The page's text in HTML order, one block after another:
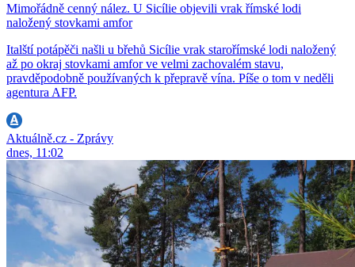
Mimořádně cenný nález. U Sicílie objevili vrak římské lodi
naložený stovkami amfor
Italští potápěči našli u břehů Sicílie vrak starořímské lodi naložený
až po okraj stovkami amfor ve velmi zachovalém stavu,
pravděpodobně používaných k přepravě vína. Píše o tom v neděli
agentura AFP.
Aktuálně.cz - Zprávy
dnes, 11:02